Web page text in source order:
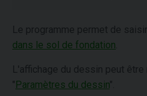
Le programme permet de
dans le sol de fondation
L'affichage du dessin peut
"Paramètres du dessin".